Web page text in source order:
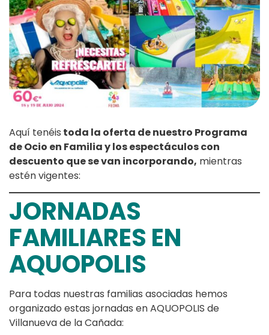
Aquí tenéis toda la oferta de nuestro Programa
de Ocio en Familia y los espectáculos con
descuento que se van incorporando, mientras
estén vigentes:
JORNADAS
FAMILIARES EN
AQUOPOLIS
Para todas nuestras familias asociadas hemos
organizado estas jornadas en AQUOPOLIS de
Villanueva de la Cañada: